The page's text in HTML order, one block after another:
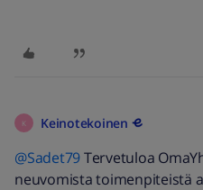
K Keinotekoinen
@Sadet79Tervetuloa
neuvomista toimenpiteistä